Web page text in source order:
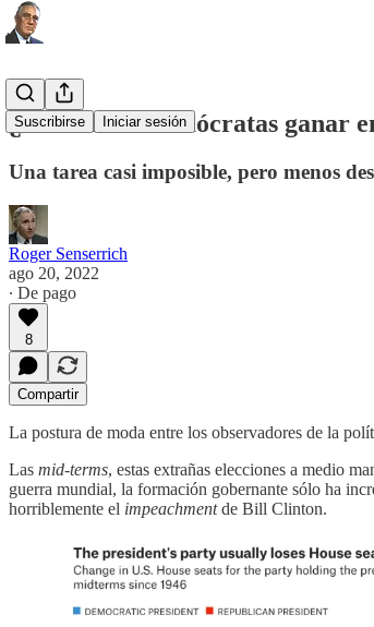
Suscribirse Iniciar sesión
¿Pueden los demócratas ganar
Una tarea casi imposible, pero menos
Roger Senserrich
ago 20, 2022
∙ De pago
8
Compartir
La postura de moda entre los observadores de la
Las mid-terms, estas extrañas elecciones a medio
guerra mundial, la formación gobernante sólo ha
horriblemente el impeachmentde Bill Clinton.